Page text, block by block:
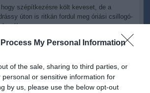
Process My Personal Information
of the sale, sharing to third parties, or
personal or sensitive information for
by us, please use the below opt-out
szépítkezésre költ keveset, de a
úton is ritkán fordul meg óriási csillogó-
kezében.
öv, meg ilyesmi szenvedélyeim sincsenek...
az ékszereket és a kiegészítőket." - mondta
videójában Debreczeni Zita.
a sztárról a Hírgyűjtőn!